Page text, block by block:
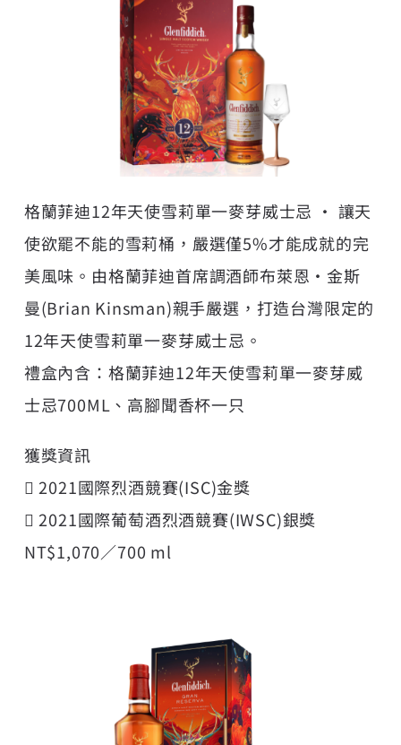
格蘭菲迪12年天使雪莉單一麥芽威士忌 • 讓天
使欲罷不能的雪莉桶，嚴選僅5%才能成就的完
美風味。由格蘭菲迪首席調酒師布萊恩‧金斯
曼(Brian Kinsman)親手嚴選，打造台灣限定的
12年天使雪莉單一麥芽威士忌。
禮盒內含：格蘭菲迪12年天使雪莉單一麥芽威
士忌700ML、高腳聞香杯一只
獲獎資訊
 2021國際烈酒競賽(ISC)金獎
 2021國際葡萄酒烈酒競賽(IWSC)銀獎
NT$1,070／700 ml